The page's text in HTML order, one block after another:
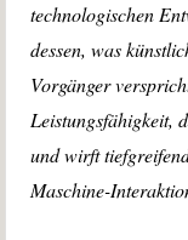
technologischen
dessen, was
Vorgänger
Leistungsfähigkeit,
und wirft
Maschine-